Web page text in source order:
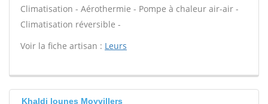
Climatisation - Aérothermie - Pompe à chaleur air-air -
Climatisation réversible -
Voir la fiche artisan : Leurs
Khaldi lounes Moyvillers